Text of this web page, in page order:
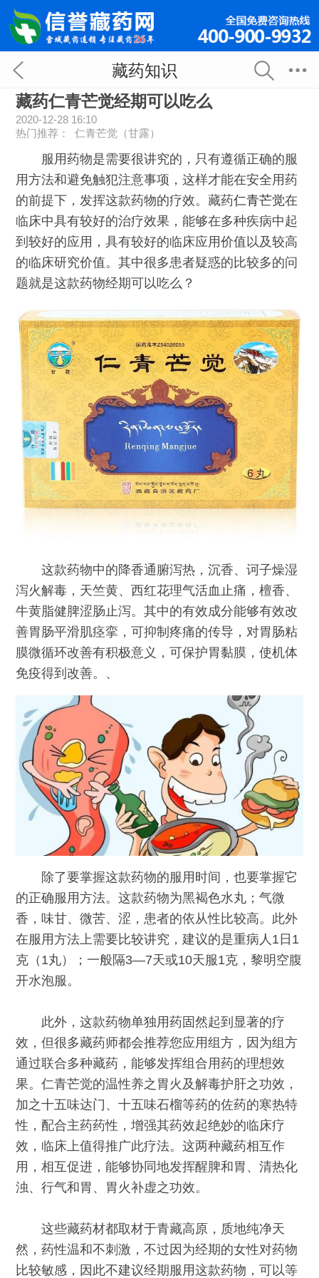
藏药知识
藏药仁青芒觉经期可以吃么
2020-12-28 16:10
热门推荐：仁青芒觉（甘露）
服用药物是需要很讲究的，只有遵循正确的服
用方法和避免触犯注意事项，这样才能在安全用药
的前提下，发挥这款药物的疗效。藏药仁青芒觉在
临床中具有较好的治疗效果，能够在多种疾病中起
到较好的应用，具有较好的临床应用价值以及较高
的临床研究价值。其中很多患者疑惑的比较多的问
题就是这款药物经期可以吃么？
这款药物中的降香通腑泻热，沉香、诃子燥湿
泻火解毒，天竺黄、西红花理气活血止痛，檀香、
牛黄脂健脾涩肠止泻。其中的有效成分能够有效改
善胃肠平滑肌痉挛，可抑制疼痛的传导，对胃肠粘
膜微循环改善有积极意义，可保护胃黏膜，使机体
免疫得到改善。、
除了要掌握这款药物的服用时间，也要掌握它
的正确服用方法。这款药物为黑褐色水丸；气微
香，味甘、微苦、涩，患者的依从性比较高。此外
在服用方法上需要比较讲究，建议的是重病人1日1
克（1丸）；一般隔3—7天或10天服1克，黎明空腹
开水泡服。
此外，这款药物单独用药固然起到显著的疗
效，但很多藏药师都会推荐您应用组方，因为组方
通过联合多种藏药，能够发挥组合用药的理想效
果。仁青芒觉的温性养之胃火及解毒护肝之功效，
加之十五味达门、十五味石榴等药的佐药的寒热特
性，配合主药药性，增强其药效起绝妙的临床疗
效，临床上值得推广此疗法。这两种藏药相互作
用，相互促进，能够协同地发挥醒脾和胃、清热化
浊、行气和胃、胃火补虚之功效。
这些藏药材都取材于青藏高原，质地纯净天
然，药性温和不刺激，不过因为经期的女性对药物
比较敏感，因此不建议经期服用这款药物，可以等